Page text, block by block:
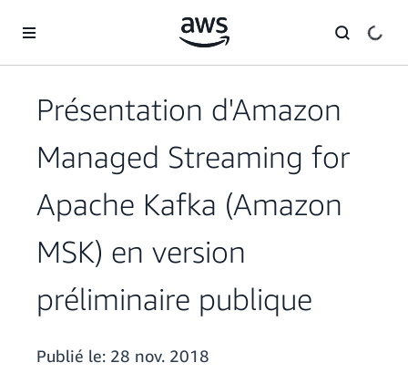
Présentation d'Amazon
Managed Streaming for
Apache Kafka (Amazon
MSK) en version
préliminaire publique
Publié le: 28 nov. 2018